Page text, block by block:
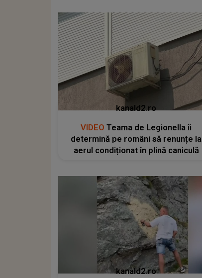
kanald2.ro
VIDEO Teama de Legionella îi
determină pe români să renunțe la
aerul condiționat în plină caniculă
kanald2.ro